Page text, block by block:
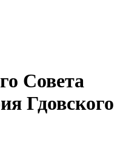
Совета
Гдовского